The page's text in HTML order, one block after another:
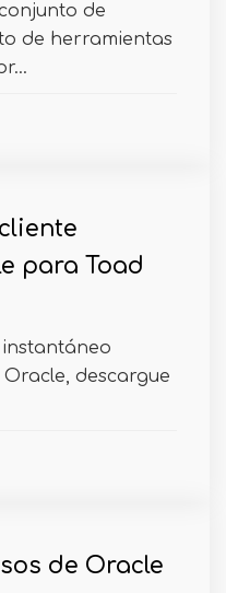
de
de herramientas
para Toad
descargue
de Oracle